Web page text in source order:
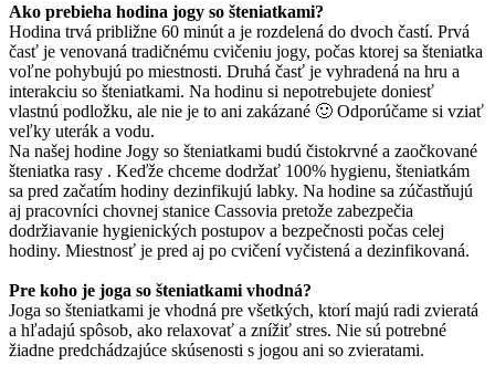
Ako prebieha hodina jogy so šteniatkami?
Hodina trvá približne 60 minút a je rozdelená do dvoch častí. Prvá
časť je venovaná tradičnému cvičeniu jogy, počas ktorej sa šteniatka
voľne pohybujú po miestnosti. Druhá časť je vyhradená na hru a
interakciu so šteniatkami. Na hodinu si nepotrebujete doniesť
vlastnú podložku, ale nie je to ani zakázané 🙂 Odporúčame si vziať
veľky uterák a vodu.
Na našej hodine Jogy so šteniatkami budú čistokrvné a zaočkované
šteniatka rasy . Keďže chceme dodržať 100% hygienu, šteniatkám
sa pred začatím hodiny dezinfikujú labky. Na hodine sa zúčastňujú
aj pracovníci chovnej stanice Cassovia pretože zabezpečia
dodržiavanie hygienických postupov a bezpečnosti počas celej
hodiny. Miestnosť je pred aj po cvičení vyčistená a dezinfikovaná.
Pre koho je joga so šteniatkami vhodná?
Joga so šteniatkami je vhodná pre všetkých, ktorí majú radi zvieratá
a hľadajú spôsob, ako relaxovať a znížiť stres. Nie sú potrebné
žiadne predchádzajúce skúsenosti s jogou ani so zvieratami.